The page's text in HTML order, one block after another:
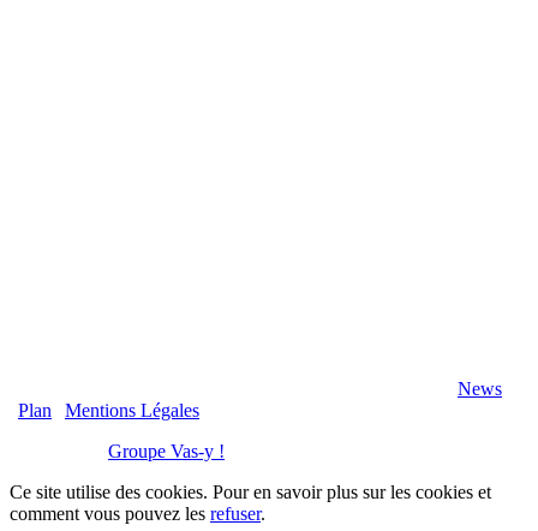
News
Plan
Mentions Légales
Groupe Vas-y !
Ce site utilise des cookies. Pour en savoir plus sur les cookies et
comment vous pouvez les refuser.